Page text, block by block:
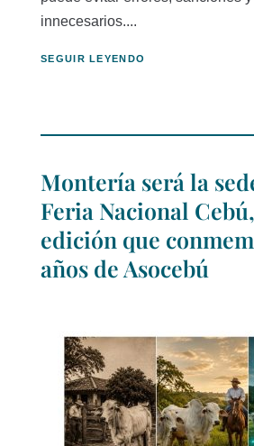
innecesarios....
SEGUIR LEYENDO
Montería será la
Feria Nacional
edición que
años de Asocebú